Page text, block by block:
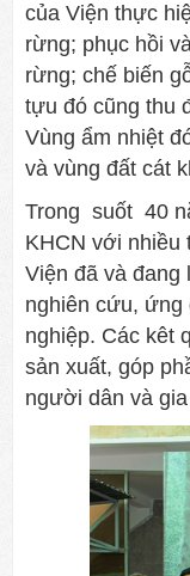
của Viện thực
rừng; phục hồi
rừng; chế biến
tựu đó cũng thu
Vùng ẩm nhiệt
và vùng đất cát
Trong suốt 40
KHCN với nhiều
Viện đã và đang
nghiên cứu, ứng
nghiệp. Các kêt
sản xuất, góp
người dân và